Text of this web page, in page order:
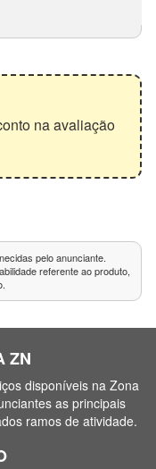
na avaliação
pelo anunciante.
referente ao produto,
ZN
disponíveis na Zona
as principais
ramos de atividade.